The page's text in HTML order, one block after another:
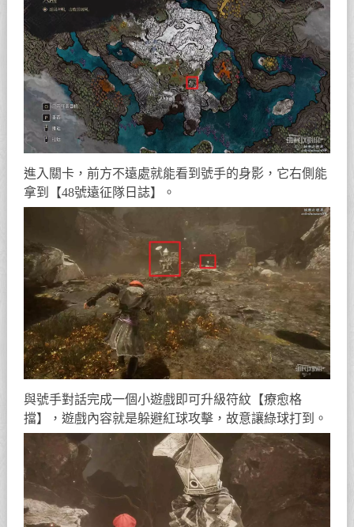
進入關卡，前方不遠處就能看到號手的身影，它右側能
拿到【48號遠征隊日誌】。
與號手對話完成一個小遊戲即可升級符紋【療愈格
擋】，遊戲內容就是躲避紅球攻擊，故意讓綠球打到。